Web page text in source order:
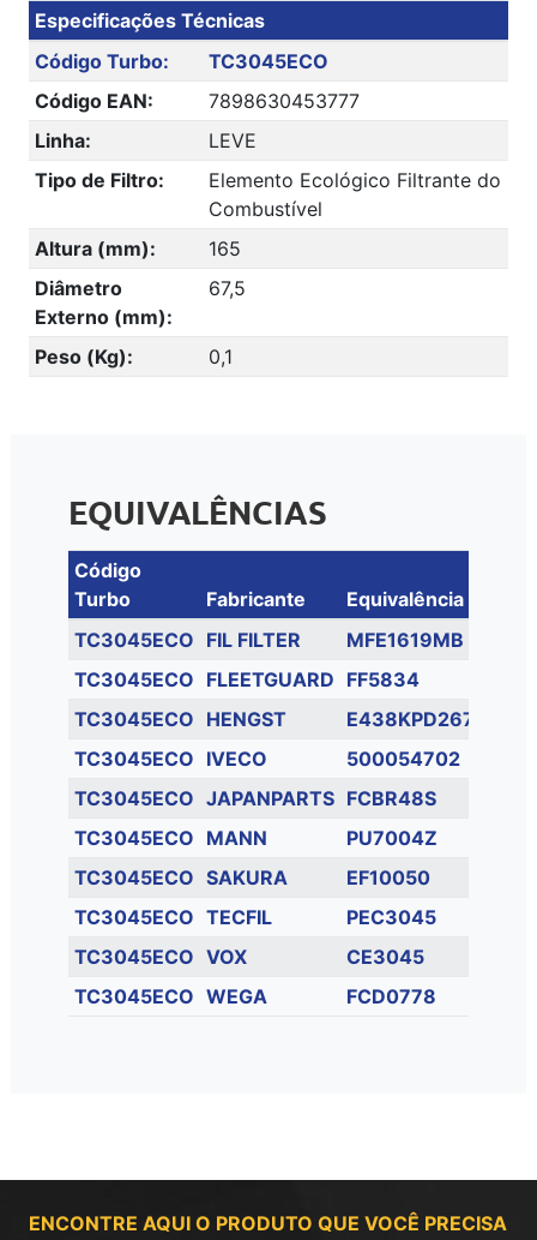
Especificações Técnicas
Código Turbo:
TC3045ECO
Código EAN:
7898630453777
Linha:
LEVE
Tipo de Filtro:
Elemento Ecológico Filtrante do
Combustível
Altura (mm):
165
Diâmetro
Externo (mm):
67,5
Peso (Kg): 0,1
EQUIVALÊNCIAS
Código
Turbo
Fabricante
Equivalência
TC3045ECO FIL FILTER
MFE1619MB
TC3045ECO FLEETGUARD FF5834
TC3045ECO HENGST
E438KPD267
TC3045ECO IVECO
500054702
TC3045ECO JAPANPARTS FCBR48S
TC3045ECO MANN
PU7004Z
TC3045ECO SAKURA
EF10050
TC3045ECO TECFIL
PEC3045
TC3045ECO VOX
CE3045
TC3045ECO WEGA FCD0778
ENCONTRE AQUI O PRODUTO QUE VOCÊ PRECISA